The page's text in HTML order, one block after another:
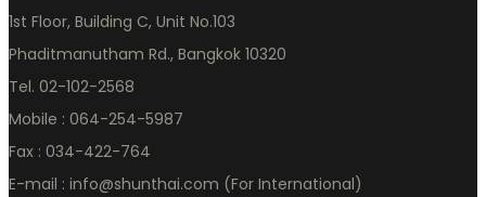
1st Floor, Building C, Unit No.103
Phaditmanutham Rd., Bangkok 10320
Tel. 02-102-2568
Mobile : 064-254-5987
Fax : 034-422-764
E-mail : info@shunthai.com (For International)